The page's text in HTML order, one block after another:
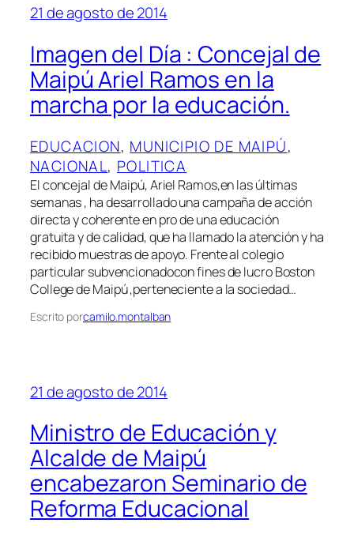
21 de agosto de 2014
Imagen del Día : Concejal de
Maipú Ariel Ramos en la
marcha por la educación.
EDUCACION, MUNICIPIO DE MAIPÚ
NACIONAL, POLITICA
El concejal de Maipú, Ariel Ramos,en las últimas
semanas , ha desarrollado una campaña de acción
directa y coherente en pro de una educación
gratuita y de calidad, que ha llamado la atención y ha
recibido muestras de apoyo. Frente al colegio
particular subvencionadocon fines de lucro Boston
College de Maipú ,perteneciente a la sociedad…
Escrito porcamilo.montalban
21 de agosto de 2014
Ministro de Educación y
Alcalde de Maipú
encabezaron Seminario de
Reforma Educacional